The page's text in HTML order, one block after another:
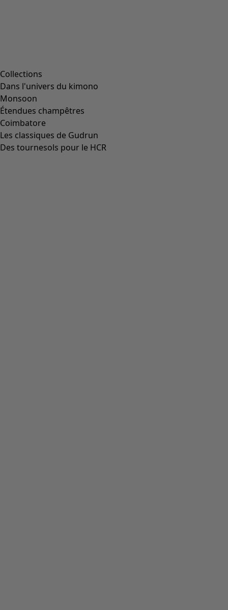
Collections
Dans l'univers du kimono
Monsoon
Étendues champêtres
Coimbatore
Les classiques de Gudrun
Des tournesols pour le HCR